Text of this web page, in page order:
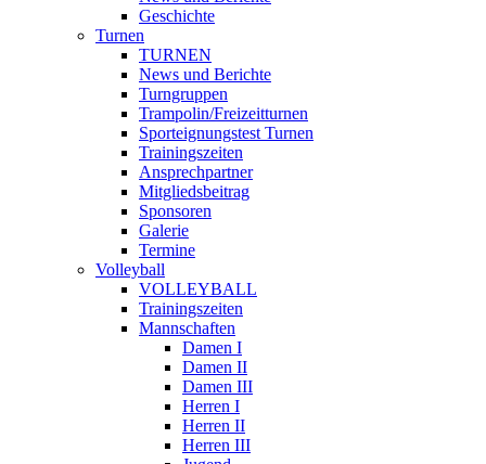
Geschichte
Turnen
TURNEN
News und Berichte
Turngruppen
Trampolin/Freizeitturnen
Sporteignungstest Turnen
Trainingszeiten
Ansprechpartner
Mitgliedsbeitrag
Sponsoren
Galerie
Termine
Volleyball
VOLLEYBALL
Trainingszeiten
Mannschaften
Damen I
Damen II
Damen III
Herren I
Herren II
Herren III